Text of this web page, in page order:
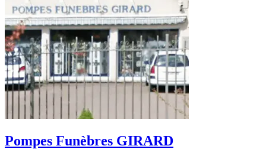
Pompes Funèbres GIRARD